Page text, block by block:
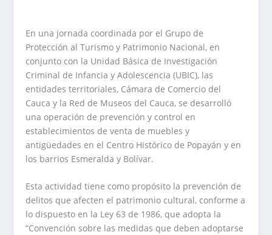
En una jornada coordinada por el Grupo de
Protección al Turismo y Patrimonio Nacional, en
conjunto con la Unidad Básica de Investigación
Criminal de Infancia y Adolescencia (UBIC), las
entidades territoriales, Cámara de Comercio del
Cauca y la Red de Museos del Cauca, se desarrolló
una operación de prevención y control en
establecimientos de venta de muebles y
antigüedades en el Centro Histórico de Popayán y en
los barrios Esmeralda y Bolívar.
Esta actividad tiene como propósito la prevención de
delitos que afecten el patrimonio cultural, conforme a
lo dispuesto en la Ley 63 de 1986, que adopta la
“Convención sobre las medidas que deben adoptarse